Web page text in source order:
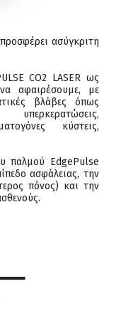
ασύγκριτη
CO2 LASER ως
αφαιρέσουμε, με
βλάβες όπως
κύστεις,
παλμού EdgePulse
ασφάλειας, την
πόνος) και την